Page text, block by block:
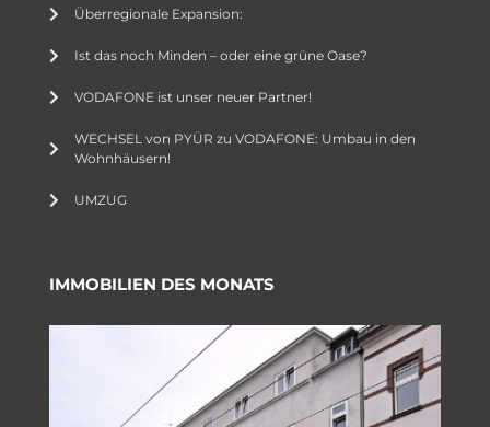
Überregionale Expansion:
Ist das noch Minden – oder eine grüne Oase?
VODAFONE ist unser neuer Partner!
WECHSEL von PYÜR zu VODAFONE: Umbau in den
Wohnhäusern!
UMZUG
IMMOBILIEN DES MONATS